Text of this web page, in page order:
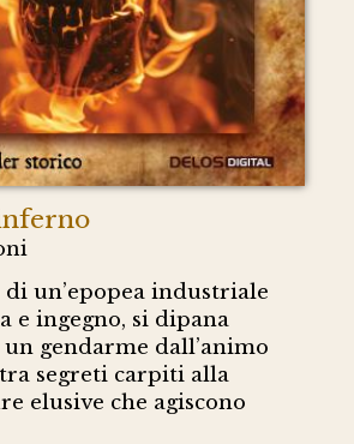
un’epopea industriale
e ingegno, si dipana
gendarme dall’animo
segreti carpiti alla
elusive che agiscono